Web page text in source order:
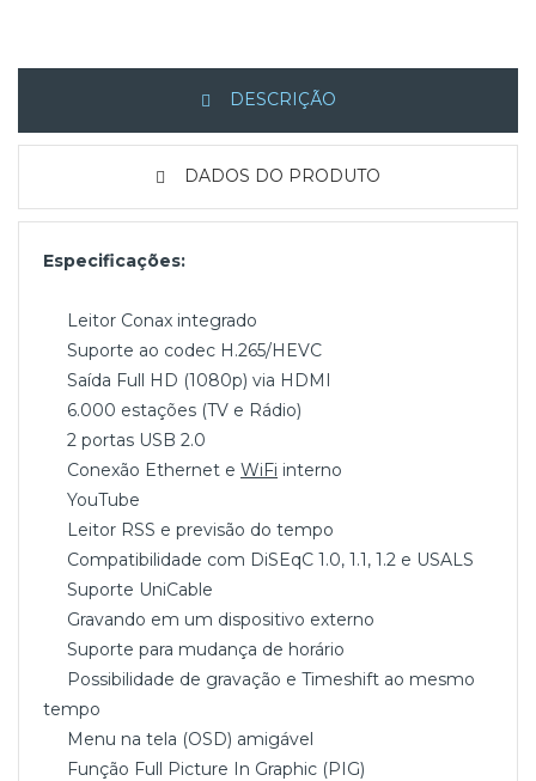
DESCRIÇÃO
DADOS DO PRODUTO
Especificações:
Leitor Conax integrado
Suporte ao codec H.265/HEVC
Saída Full HD (1080p) via HDMI
6.000 estações (TV e Rádio)
2 portas USB 2.0
Conexão Ethernet e WiFi interno
YouTube
Leitor RSS e previsão do tempo
Compatibilidade com DiSEqC 1.0, 1.1, 1.2 e USALS
Suporte UniCable
Gravando em um dispositivo externo
Suporte para mudança de horário
Possibilidade de gravação e Timeshift ao mesmo
tempo
Menu na tela (OSD) amigável
Função Full Picture In Graphic (PIG) ​​​​